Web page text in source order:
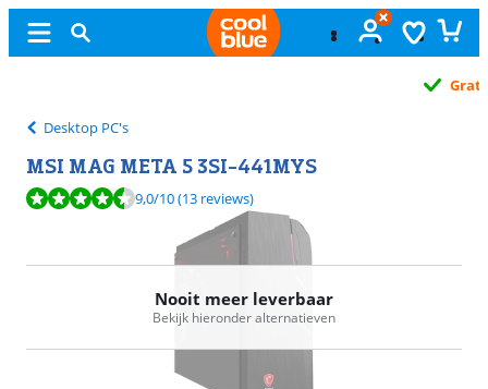
Desktop PC's
MSI MAG META 5 3SI-441MYS
Beoordeling is 9,0 van de 10, gebaseerd op 13 reviews.
9,0/10(13 reviews)
Nooit meer leverbaar
Bekijk hieronder alternatieven